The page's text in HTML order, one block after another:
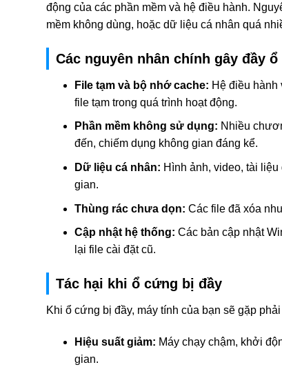
động của các phần mềm và hệ điều hành.
mềm không dùng, hoặc dữ liệu cá nhân quá
Các nguyên nhân chính gây đầy
File tạm và bộ nhớ cache: Hệ điều hành
file tạm trong quá trình hoạt động.
Phần mềm không sử dụng: Nhiều
đến, chiếm dụng không gian đáng kể.
Dữ liệu cá nhân: Hình ảnh, video, tài
gian.
Thùng rác chưa dọn: Các file đã xóa
Cập nhật hệ thống: Các bản cập nhật
lại file cài đặt cũ.
Tác hại khi ổ cứng bị đầy
Khi ổ cứng bị đầy, máy tính của bạn sẽ gặp
Hiệu suất giảm: Máy chạy chậm, khởi
gian.